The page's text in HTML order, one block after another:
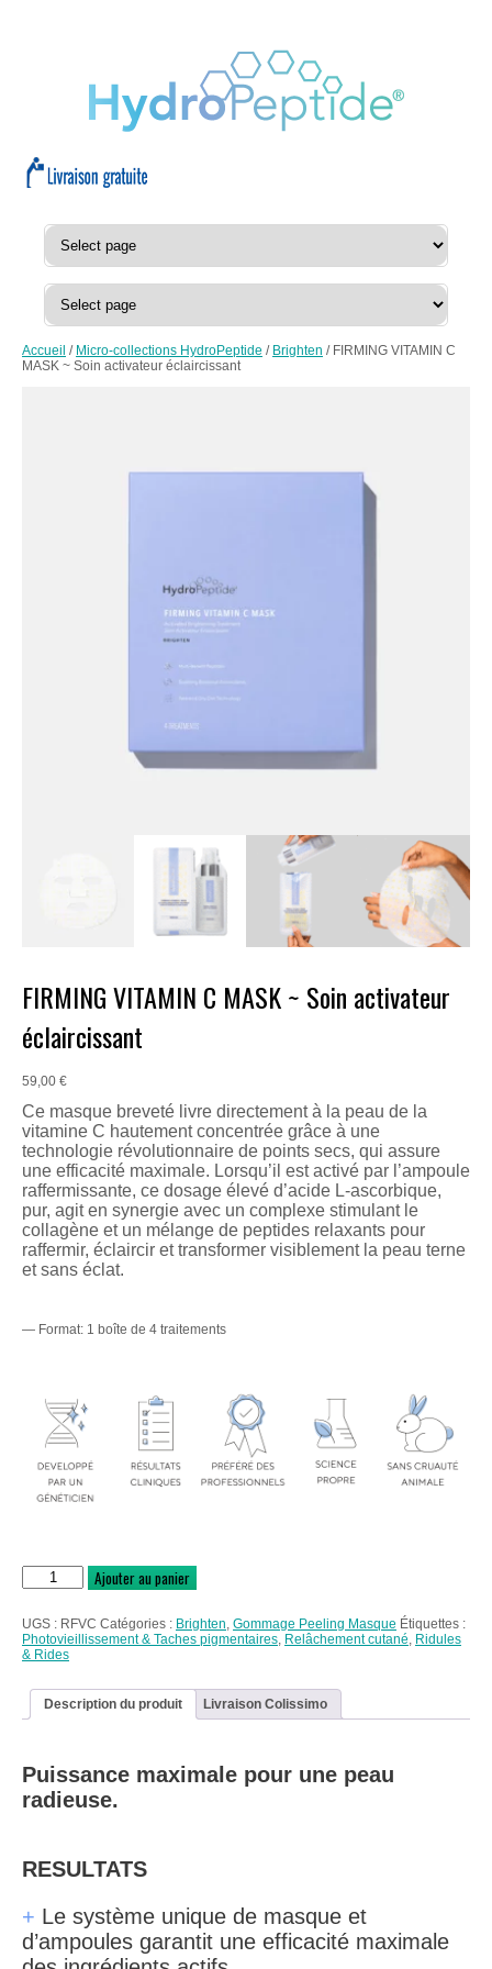
Accueil / Micro-collections HydroPeptide / Brighten / FIRMING VITAMIN C
MASK ~ Soin activateur éclaircissant
FIRMING VITAMIN C MASK ~ Soin activateur
éclaircissant
59,00 €
Ce masque breveté livre directement à la peau de la
vitamine C hautement concentrée grâce à une
technologie révolutionnaire de points secs, qui assure
une efficacité maximale. Lorsqu’il est activé par l’ampoule
raffermissante, ce dosage élevé d’acide L-ascorbique,
pur, agit en synergie avec un complexe stimulant le
collagène et un mélange de peptides relaxants pour
raffermir, éclaircir et transformer visiblement la peau terne
et sans éclat.
— Format: 1 boîte de 4 traitements
quantité
de
VITAMIN
C
MASK
~
activateur
éclaircissant
Ajouter au panier
UGS : RFVC Catégories : Brighten Gommage Peeling Masque Étiquettes :
Photovieillissement & Taches pigmentaires Relâchement cutané Ridules
& Rides
Description du produit Livraison Colissimo
Puissance maximale pour une peau
radieuse.
RESULTATS
+ Le système unique de masque et
d’ampoules garantit une efficacité maximale